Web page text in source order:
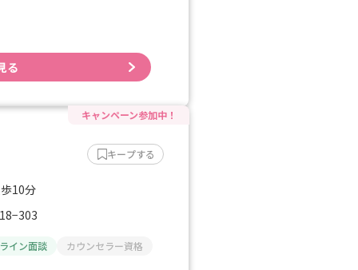
る
キープする
10分
イン面談 カウンセラー資格